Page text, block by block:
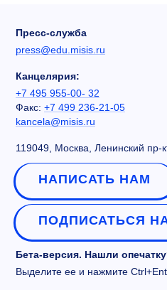
Пресс-служба
press@edu.misis.ru
Канцелярия:
+7 495 955-00- 32
Факс: +7 499 236-21-05
kancela@misis.ru
119049, Москва, Ленинский пр-
НАПИСАТЬ НАМ
ПОДПИСАТЬСЯ
Бета-версия. Нашли
Выделите ее и нажмите